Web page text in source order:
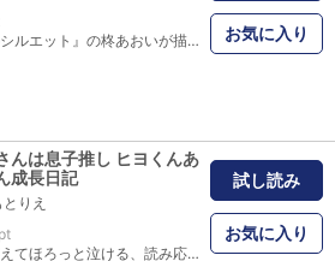
『星の瞳のシルエット』の柊あおいが描く、愛情いっぱいの実録・子育てマンガ！第1巻は、泣き虫で几帳面、こだわりの強い次男・さとるくん編！「さとるがやるのっ！」長男・たけるくんへの競争心やエスカレートするこだわり。そこまでつきあってられないよ～！言葉のかけ方や躾の仕方に戸惑ったり反省したり…反抗期にお手上げつづきでも、やっぱりかわいいっ！！子育て中のママ＆パパ共感！プレママにも必見のエピソード満載です！
お気に入り
んは息子推し ヒヨくんあ
成長日記
りえ
クスッと笑えてほろっと泣ける、読み応えたっぷりすぎて読み終わらない!? 子育て世代に絶大な人気を誇るイラストレーター、やまもとりえの子育てイラスト&コミックエッセイ第2弾！第1弾で壮絶な（！）登園拒否をしていた長男・ヒヨくん。やっと保育園にも慣れ、兄としての自覚も生まれ、ひと安心かと思いきや…… 今度は親離れに向かう子どもたちをさみしく思う母心よ…… そして、ゴリラに憧れる次男・あっくんの成長が止まらない!? 兄弟の成長の様子が多く語られる。凸凹コンビの兄弟との暮らしは意外と平和…!?
試し読み
お気に入り